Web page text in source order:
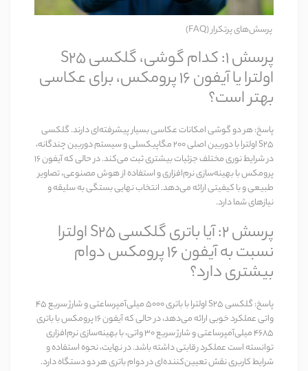
پرسش‌های پرتکرار (FAQ)
پرسش ۱: کدام گوشی، گلکسی S25
اولترا یا آیفون 16 پرومکس، برای عکاسی
بهتر است؟
پاسخ:هر دو گوشی امکانات عکاسی بسیار پیشرفته‌ای دارند. گلکسی
S25 اولترا با دوربین اصلی ۲۰۰ مگاپیکسلی و سیستم دوربین چندگانه،
در شرایط نوری مختلف جزئیات بیشتری ثبت می‌کند. در حالی که آیفون 16
پرومکس با بهینه‌سازی نرم‌افزاری و استفاده از هوش مصنوعی، تصاویر
طبیعی و با کیفیتی ارائه می‌دهد. انتخاب نهایی بستگی به سلیقه و
نیازهای شما دارد.
پرسش ۲: آیا باتری گلکسی S25 اولترا
نسبت به آیفون 16 پرومکس دوام
بیشتری دارد؟
پاسخ:
گلکسی S25 اولترا با باتری ۵۰۰۰ میلی‌آمپرساعتی و شارژ سریع ۴۵
واتی عملکرد خوبی ارائه می‌دهد، در حالی که آیفون 16 پرومکس با باتری
۴۶۸۵ میلی‌آمپرساعتی و شارژ سریع ۳۰ واتی، با بهینه‌سازی نرم‌افزاری
توانسته است عملکرد رقابتی داشته باشد. در نهایت، نحوه استفاده و
شرایط کاربری نقش تعیین‌کننده‌ای در دوام باتری هر دو دستگاه دارد.